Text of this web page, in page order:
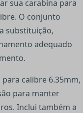
sua carabina para
O conjunto
substituição,
adequado
calibre 6.35mm,
para manter
Inclui também a